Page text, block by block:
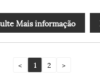
Mais informação
< 1 2 >